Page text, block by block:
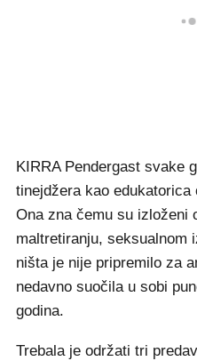
KIRRA Pendergast svake
tinejdžera kao
Ona zna čemu su izloženi
maltretiranju, seksualnom
ništa je nije pripremilo za
nedavno suočila u sobi
godina.
Trebala je održati tri